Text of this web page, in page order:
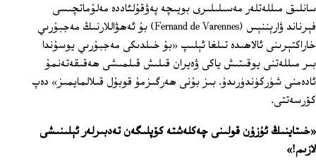
سانلىق مىللەتلەر مەسىلىلىرى بويىچە پەۋقۇلئاددە مەلۇماتچىسى
فېرناند ۋارېننېس (Fernand de Varennes) بۇ ئەھۋاللارنىڭ مەجبۇرىي
خاراكتېرىنى ئالاھىدە تىلغا ئېلىپ «بۇ خىلدىكى مەجبۇرىي يوسۇندا
بىر مىللەتنى يوقىتىش ياكى ۋەيران قىلىش قىلمىشى ھەقىقەتەنمۇ
ئادەمنى شۈركۈندۈرىدۇ. بىز بۇنى ھەرگىزمۇ قوبۇل قىلالمايمىز» دەپ
كۆرسەتتى.
«خىتاينىڭ ئۇزۇن قولىنى چەكلەشتە كۆپلىگەن تەدبىرلەر ئېلىنىشى
لازىم!»